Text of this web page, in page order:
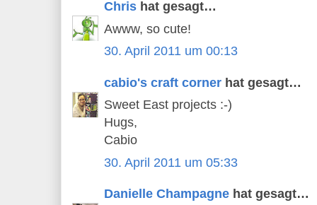
Chris hat gesagt…
Awww, so cute!
30. April 2011 um 00:13
cabio's craft corner hat gesagt…
Sweet East projects :-)
Hugs,
Cabio
30. April 2011 um 05:33
Danielle Champagne hat gesagt…